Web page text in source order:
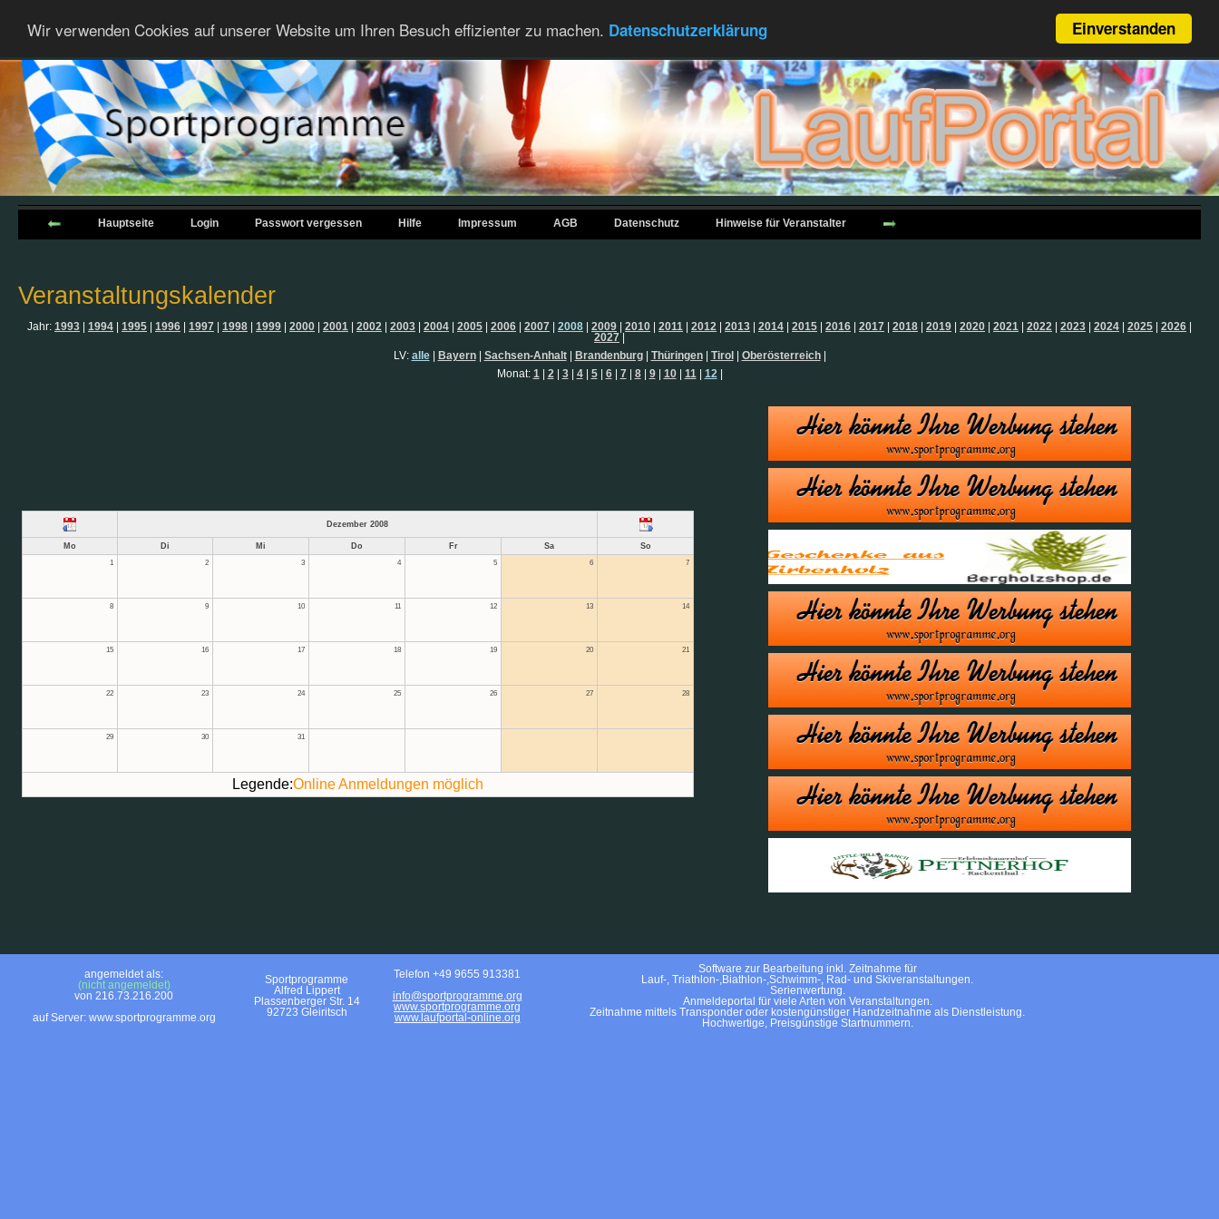
Einverstanden
Wir verwenden Cookies auf unserer Website um Ihren Besuch effizienter zu machen. Datenschutzerklärung
Hauptseite Login Passwort vergessen Hilfe Impressum AGB Datenschutz Hinweise für Veranstalter
Veranstaltungskalender
Jahr: 1993 1994 1995 1996 1997 1998 1999 2000 2001 2002 2003 2004 2005 2006 2007 2008 2009 2010 2011 2012 2013 2014 2015 2016 2017 2018 2019 2020 2021 2022 2023 2024 2025 2026
2027
LV: alle| Bayern| Sachsen-Anhalt| Brandenburg| Thüringen| Tirol Oberösterreich|
Monat: 1 2 3| 4| 5| 6| 7 8| 9| 10| 11 12
Dezember 2008
Mo Di Mi Do Fr Sa So
1 2 3 4 5 6 7
8 9 10 11 12 13 14
15 16 17 18 19 20 21
22 23 24 25 26 27 28
29 30 31
Legende:Online Anmeldungen möglich
angemeldet als:
(nicht angemeldet)
von 216.73.216.200
auf Server: www.sportprogramme.org
Sportprogramme
Alfred Lippert
Plassenberger Str. 14
92723 Gleiritsch
Telefon +49 9655 913381
info@sportprogramme.org
www.sportprogramme.org
www.laufportal-online.org
Software zur Bearbeitung inkl. Zeitnahme für
Lauf-, Triathlon-,Biathlon-,Schwimm-, Rad- und Skiveranstaltungen.
Serienwertung.
Anmeldeportal für viele Arten von Veranstaltungen.
Zeitnahme mittels Transponder oder kostengünstiger Handzeitnahme als Dienstleistung.
Hochwertige, Preisgünstige Startnummern.